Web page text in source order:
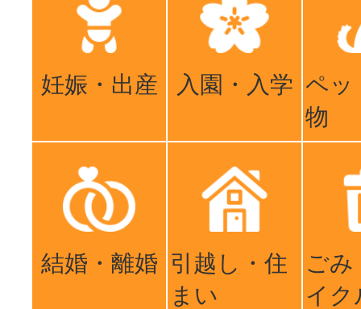
妊娠・出産 入園・入学 ペッ
物
結婚・離婚 引越し・住
まい
ごみ
イク